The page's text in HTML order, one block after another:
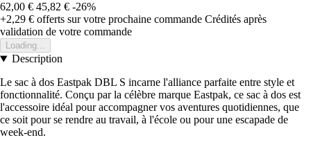
62,00 € 45,82 € -26%
+2,29 € offerts sur votre prochaine commande Crédités après
validation de votre commande
Loading...
Description
Le sac à dos Eastpak DBL S incarne l'alliance parfaite entre style et
fonctionnalité. Conçu par la célèbre marque Eastpak, ce sac à dos est
l'accessoire idéal pour accompagner vos aventures quotidiennes, que
ce soit pour se rendre au travail, à l'école ou pour une escapade de
week-end.